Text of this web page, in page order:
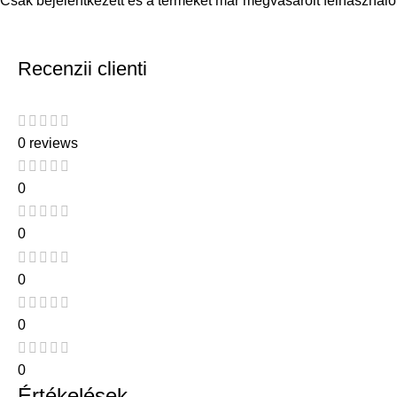
Recenzii clienti
0 reviews
0
0
0
0
0